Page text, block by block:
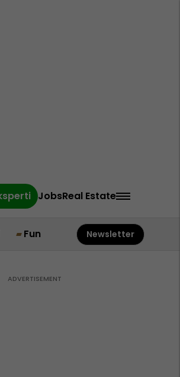
JobsReal Estate
Fun Newsletter